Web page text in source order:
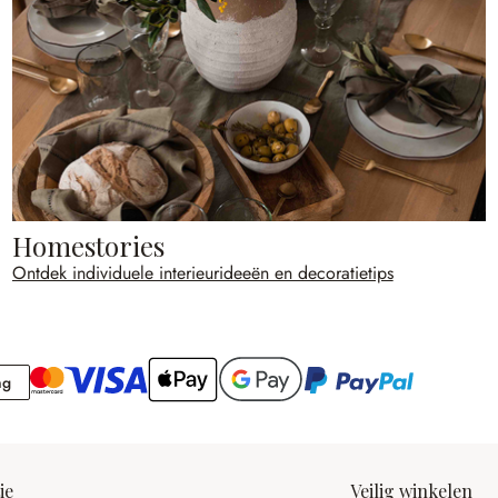
Homestories
Ontdek individuele interieurideeën en decoratietips
Rekening
Veilig winkelen